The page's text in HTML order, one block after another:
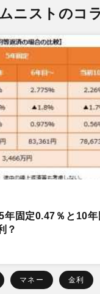
ニストのコ
固定0.47％と10年
？
マネー 金利